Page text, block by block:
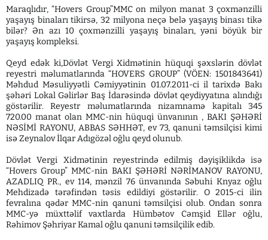
Maraqlıdır, “Hovers Group”MMC on milyon manat 3 çoxmənzilli
yaşayış binaları tikirsə, 32 milyona neçə belə yaşayış binası tikə
bilər? Ən azı 10 çoxmənzilli yaşayış binaları, yəni böyük bir
yaşayış kompleksi.
Qeyd edək ki,Dövlət Vergi Xidmətinin hüquqi şəxslərin dövlət
reyestri məlumatlarında “HOVERS GROUP” (VÖEN: 1501843641)
Məhdud Məsuliyyətli Cəmiyyətinin 01.07.2011-ci il tarixdə Bakı
şəhəri Lokal Gəlirlər Baş İdarəsində dövlət qeydiyyatına alındığı
göstərilir. Reyestr məlumatlarında nizamnamə kapitalı 345
720.00 manat olan MMC-nin hüquqi ünvanının , BAKI ŞƏHƏRİ
NƏSİMİ RAYONU, ABBAS SƏHHƏT, ev 73, qanuni təmsilçisi kimi
isə Zeynalov İlqar Adıgözəl oğlu qeyd olunub.
Dövlət Vergi Xidmətinin reyestrində edilmiş dəyişiklikdə isə
“Hovers Group” MMC-nin BAKI ŞƏHƏRİ NƏRİMANOV RAYONU,
AZADLIQ PR., ev 114, mənzil 76 ünvanında Səbuhi Knyaz oğlu
Mehdizadə tərəfindən təsis edildiyi göstərilir. O 2015-ci ilin
fevralına qədər MMC-nin qanuni təmsilçisi olub. Ondan sonra
MMC-yə müxttəlif vaxtlarda Hümbətov Cəmşid Ellər oğlu,
Rəhimov Şəhriyar Kamal oğlu qanuni təmsilçilik edib.